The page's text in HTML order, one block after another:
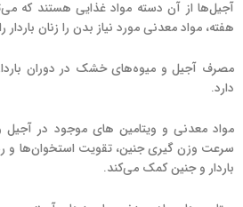
آجیل‌ها از آن دسته مواد غذایی هستند که
هفته، مواد معدنی مورد نیاز بدن را زنان باردار
مصرف آجیل و میوه‌های خشک در دوران
دارد.
مواد معدنی و ویتامین های موجود در
سرعت وزن گیری جنین، تقویت استخوان‌ها و
باردار و جنین کمک می‌کند.